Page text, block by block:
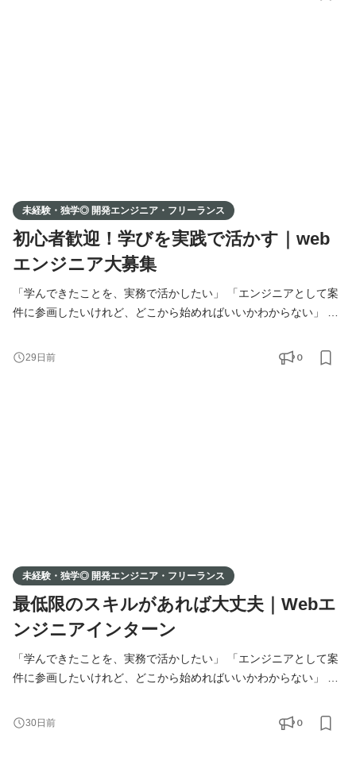
学・スクール・職業訓練校で学ばれた方も、実務経験をお持ちの
未経験・独学◎ 開発エンジニア・フリーランス
初心者歓迎！学びを実践で活かす｜web
エンジニア大募集
「学んできたことを、実務で活かしたい」 「エンジニアとして案
件に参画したいけれど、どこから始めればいいかわからない」 そ
案件に、エンジニアの方をマッチング・ご紹介しています。 独
学・スクール・職業訓練校で学ばれた方も、実務経験をお持ちの
29日前 0
未経験・独学◎ 開発エンジニア・フリーランス
最低限のスキルがあれば大丈夫｜Webエ
ンジニアインターン
「学んできたことを、実務で活かしたい」 「エンジニアとして案
件に参画したいけれど、どこから始めればいいかわからない」 そ
案件に、エンジニアの方をマッチング・ご紹介しています。 独
学・スクール・職業訓練校で学ばれた方も、実務経験をお持ちの
30日前 0